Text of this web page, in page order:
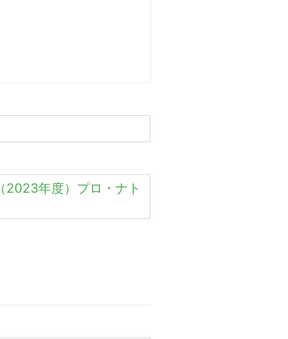
年度）プロ・ナト